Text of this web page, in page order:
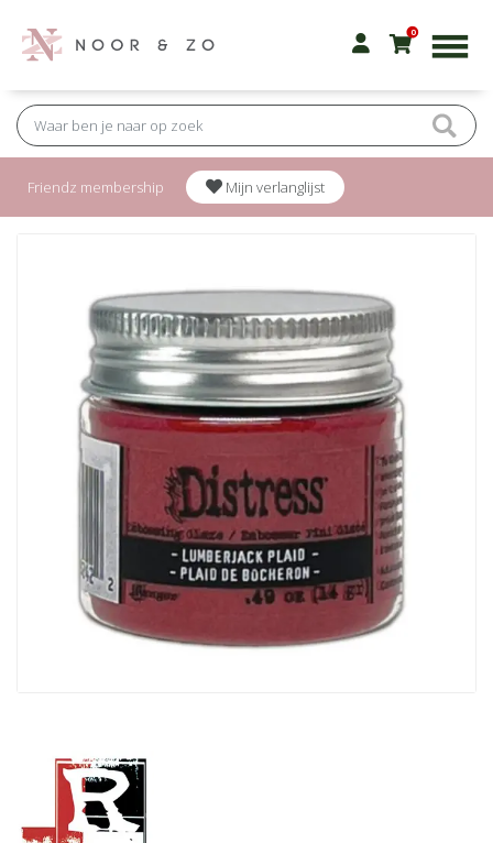
0
Friendz membership Mijn verlanglijst